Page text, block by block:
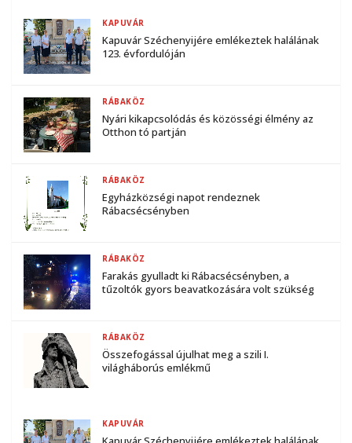
Kapuvár Széchenyijére emlékeztek halálának
123. évfordulóján
KAPUVÁR
Nyári kikapcsolódás és közösségi élmény az
Otthon tó partján
RÁBAKÖZ
Egyházközségi napot rendeznek
Rábacsécsényben
RÁBAKÖZ
Farakás gyulladt ki Rábacsécsényben, a
tűzoltók gyors beavatkozására volt szükség
RÁBAKÖZ
Összefogással újulhat meg a szili I.
világháborús emlékmű
RÁBAKÖZ
KAPUVÁR